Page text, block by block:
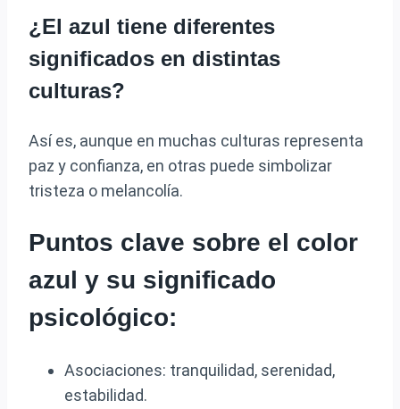
¿El azul tiene diferentes
significados en distintas
culturas?
Así es, aunque en muchas culturas representa
paz y confianza, en otras puede simbolizar
tristeza o melancolía.
Puntos clave sobre el color
azul y su significado
psicológico:
Asociaciones: tranquilidad, serenidad,
estabilidad.